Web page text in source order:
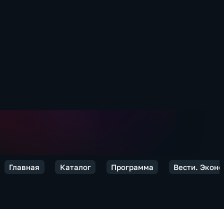
Главная Каталог Программа Вести.